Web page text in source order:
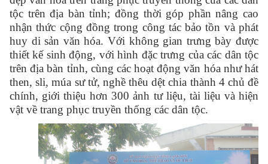
tộc trên địa bàn tỉnh; đồng thời góp phần nâng cao
nhận thức cộng đồng trong công tác bảo tồn và phát
huy di sản văn hóa. Với không gian trưng bày được
thiết kế sinh động, với hình đặc trưng của các dân tộc
trên địa bàn tỉnh, cùng các hoạt động văn hóa như hát
then, sli, múa sư tử, nghề thêu dệt chia thành 4 chủ đề
chính, giới thiệu hơn 300 ảnh tư liệu, tài liệu và hiện
vật về trang phục truyền thống các dân tộc.